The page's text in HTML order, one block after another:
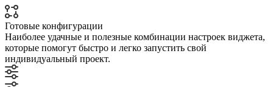
Готовые конфигурации
Наиболее удачные и полезные комбинации настроек виджета,
которые помогут быстро и легко запустить свой
индивидуальный проект.